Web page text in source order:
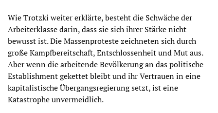
Wie Trotzki weiter erklärte, besteht die Schwäche der
Arbeiterklasse darin, dass sie sich ihrer Stärke nicht
bewusst ist. Die Massenproteste zeichneten sich durch
große Kampfbereitschaft, Entschlossenheit und Mut aus.
Aber wenn die arbeitende Bevölkerung an das politische
Establishment gekettet bleibt und ihr Vertrauen in eine
kapitalistische Übergangsregierung setzt, ist eine
Katastrophe unvermeidlich.